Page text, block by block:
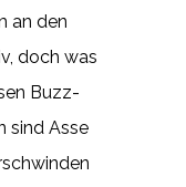
an den
doch was
Buzz-
sind Asse